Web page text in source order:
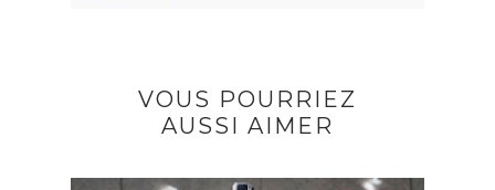
VOUS POURRIEZ
AUSSI AIMER